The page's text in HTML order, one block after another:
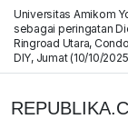
Universitas Amikom
sebagai peringatan
Ringroad Utara,
DIY, Jumat (10/10/